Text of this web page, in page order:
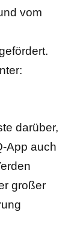
vom
darüber,
App auch
großer